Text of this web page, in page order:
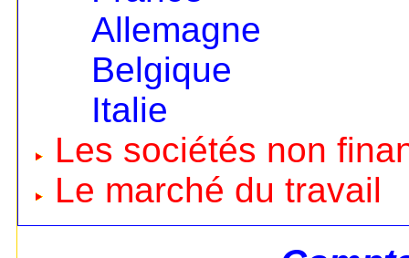
Allemagne
Belgique
Italie
Les sociétés non
Le marché du travail